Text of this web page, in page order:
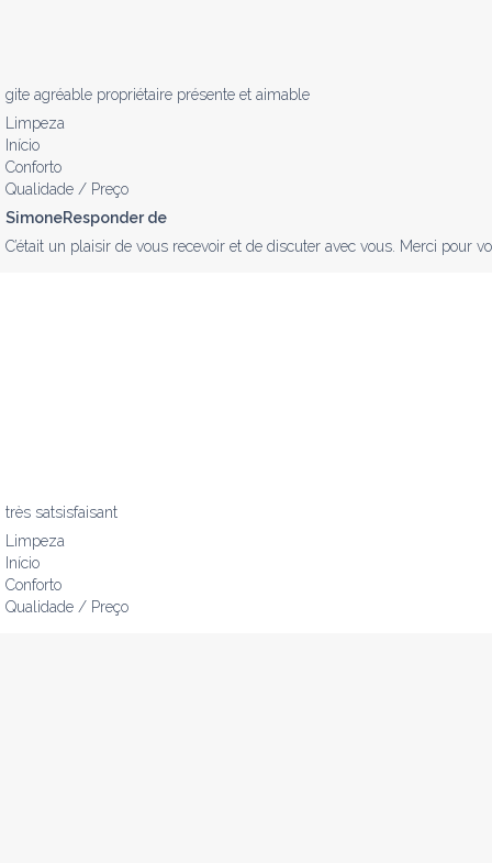
gite agréable propriétaire présente et aimable
Limpeza
Início
Conforto
Qualidade / Preço
SimoneResponder de
C’était un plaisir de vous recevoir et de discuter avec vous. Merci pour
très satsisfaisant
Limpeza
Início
Conforto
Qualidade / Preço